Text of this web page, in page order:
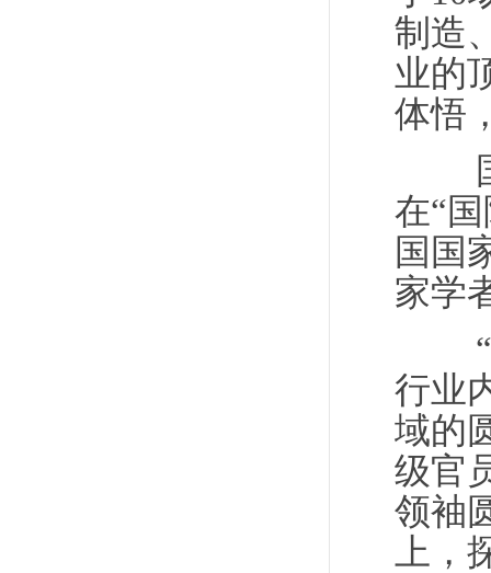
制造
业的
体悟
国
在“
国国
家学
“年
行业
域的
级官
领袖
上